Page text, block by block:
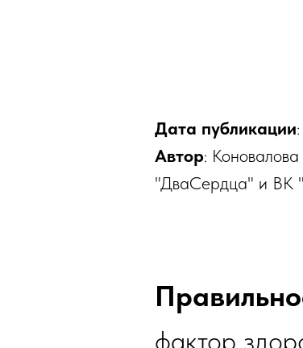
Дата публикации
Автор:
"ДваСердца" и ВК
фактор